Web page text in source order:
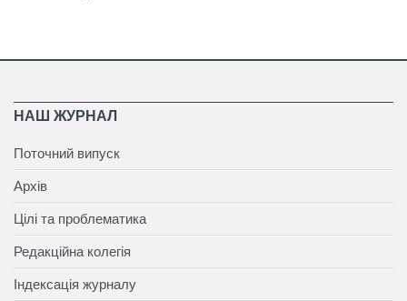
НАШ ЖУРНАЛ
Поточний випуск
Архів
Цілі та проблематика
Редакційна колегія
Індексація журналу